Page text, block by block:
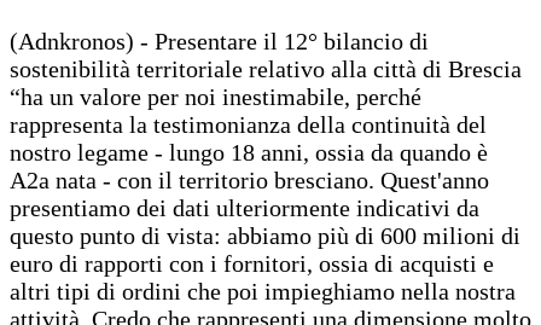
(Adnkronos) - Presentare il 12° bilancio di
sostenibilità territoriale relativo alla città di Brescia
“ha un valore per noi inestimabile, perché
rappresenta la testimonianza della continuità del
nostro legame - lungo 18 anni, ossia da quando è
A2a nata - con il territorio bresciano. Quest'anno
presentiamo dei dati ulteriormente indicativi da
questo punto di vista: abbiamo più di 600 milioni di
euro di rapporti con i fornitori, ossia di acquisti e
altri tipi di ordini che poi impieghiamo nella nostra
attività. Credo che rappresenti una dimensione molto